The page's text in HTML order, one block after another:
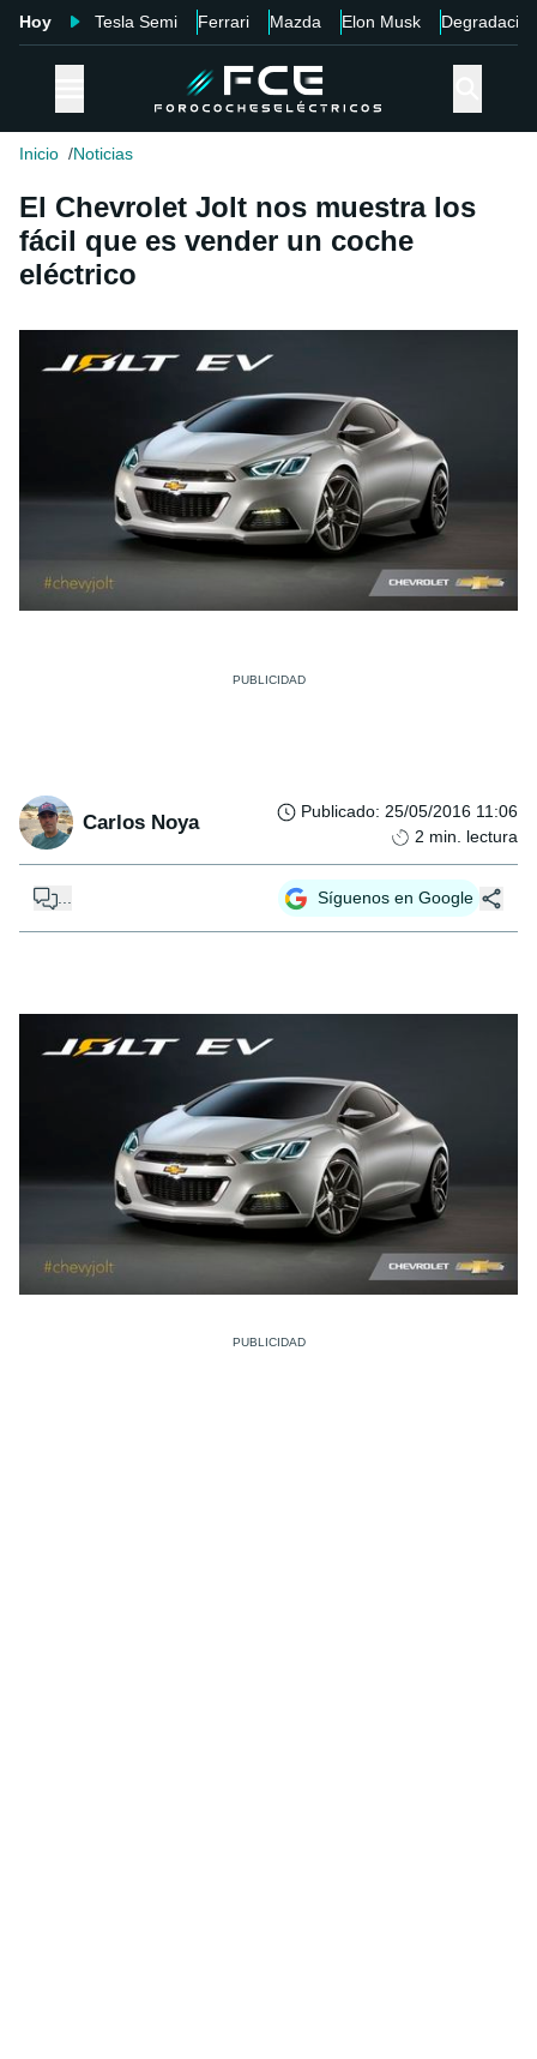
Hoy Tesla Semi Ferrari Mazda Elon Musk Degradación
Inicio Noticias
El Chevrolet Jolt nos muestra los
fácil que es vender un coche
eléctrico
Carlos Noya Publicado: 25/05/2016 11:06
2 min. lectura
... Síguenos en Google